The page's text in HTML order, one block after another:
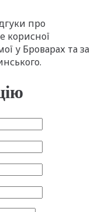
про
корисної
у Броварах та за